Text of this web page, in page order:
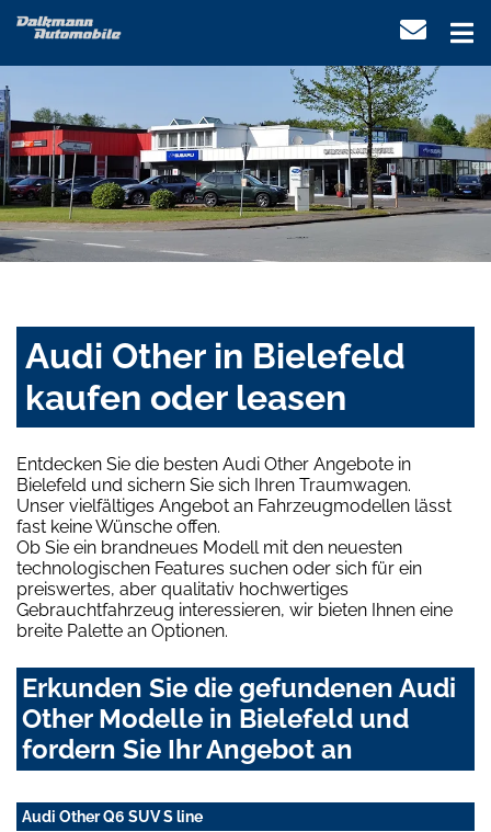
Audi Other in Bielefeld
kaufen oder leasen
Entdecken Sie die besten Audi Other Angebote in
Bielefeld und sichern Sie sich Ihren Traumwagen.
Unser vielfältiges Angebot an Fahrzeugmodellen lässt
fast keine Wünsche offen.
Ob Sie ein brandneues Modell mit den neuesten
technologischen Features suchen oder sich für ein
preiswertes, aber qualitativ hochwertiges
Gebrauchtfahrzeug interessieren, wir bieten Ihnen eine
breite Palette an Optionen.
Erkunden Sie die gefundenen Audi
Other Modelle in Bielefeld und
fordern Sie Ihr Angebot an
Audi Other Q6 SUV S line